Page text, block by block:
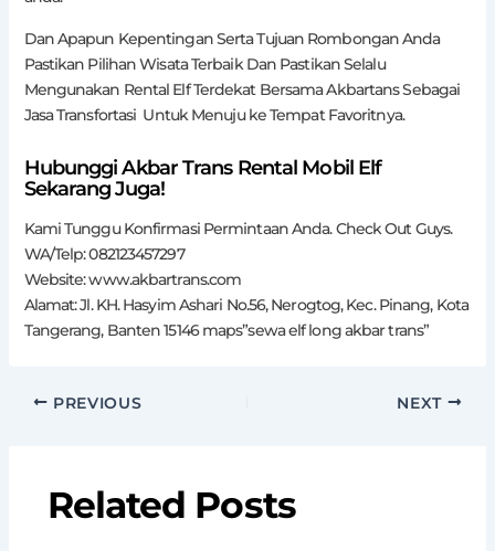
Dan Apapun Kepentingan Serta Tujuan Rombongan Anda
Pastikan Pilihan Wisata Terbaik Dan Pastikan Selalu
Mengunakan Rental Elf Terdekat Bersama Akbartans Sebagai
Jasa Transfortasi Untuk Menuju ke Tempat Favoritnya.
Hubunggi Akbar Trans Rental Mobil Elf
Sekarang Juga!
Kami Tunggu Konfirmasi Permintaan Anda. Check Out Guys.
WA/Telp: 082123457297
Website: www.akbartrans.com
Alamat: Jl. KH. Hasyim Ashari No.56, Nerogtog, Kec. Pinang, Kota
Tangerang, Banten 15146 maps”sewa elf long akbar trans”
PREVIOUS NEXT
Related Posts